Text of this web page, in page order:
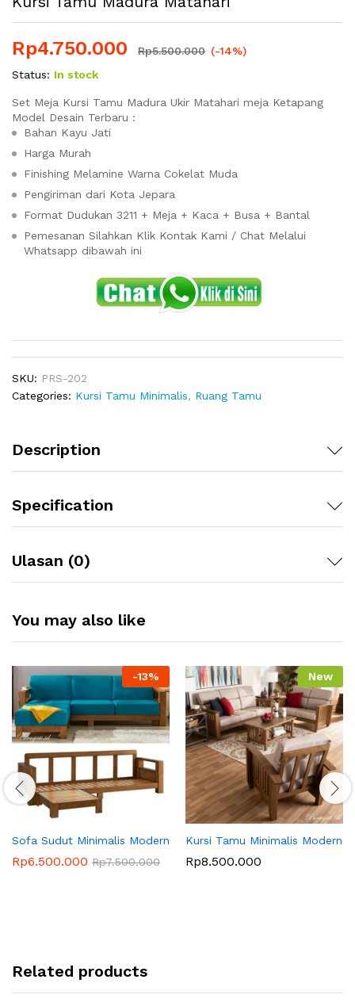
Rp4.750.000 Rp5.500.000 (-14%)
Status: In stock
Set Meja Kursi Tamu Madura Ukir Matahari meja Ketapang
Model Desain Terbaru :
Bahan Kayu Jati
Harga Murah
Finishing Melamine Warna Cokelat Muda
Pengiriman dari Kota Jepara
Format Dudukan 3211 + Meja + Kaca + Busa + Bantal
Pemesanan Silahkan Klik Kontak Kami / Chat Melalui
Whatsapp dibawah ini
SKU: PRS-202
Categories: Kursi Tamu Minimalis, Ruang Tamu
Description
Specification
Ulasan (0)
You may also like
-13%
Sofa Sudut Minimalis Modern
Rp6.500.000 Rp7.500.000
New
Kursi Tamu Minimalis Modern
Rp8.500.000
Related products